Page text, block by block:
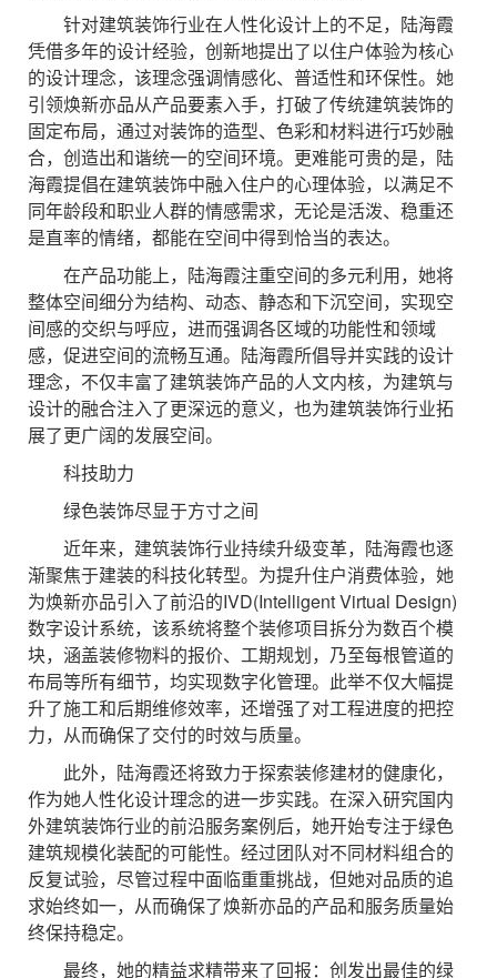
针对建筑装饰行业在人性化设计上的不足，陆海霞
凭借多年的设计经验，创新地提出了以住户体验为核心
的设计理念，该理念强调情感化、普适性和环保性。她
引领焕新亦品从产品要素入手，打破了传统建筑装饰的
固定布局，通过对装饰的造型、色彩和材料进行巧妙融
合，创造出和谐统一的空间环境。更难能可贵的是，陆
海霞提倡在建筑装饰中融入住户的心理体验，以满足不
同年龄段和职业人群的情感需求，无论是活泼、稳重还
是直率的情绪，都能在空间中得到恰当的表达。
在产品功能上，陆海霞注重空间的多元利用，她将
整体空间细分为结构、动态、静态和下沉空间，实现空
间感的交织与呼应，进而强调各区域的功能性和领域
感，促进空间的流畅互通。陆海霞所倡导并实践的设计
理念，不仅丰富了建筑装饰产品的人文内核，为建筑与
设计的融合注入了更深远的意义，也为建筑装饰行业拓
展了更广阔的发展空间。
科技助力
绿色装饰尽显于方寸之间
近年来，建筑装饰行业持续升级变革，陆海霞也逐
渐聚焦于建装的科技化转型。为提升住户消费体验，她
为焕新亦品引入了前沿的IVD(Intelligent Virtual Design)
数字设计系统，该系统将整个装修项目拆分为数百个模
块，涵盖装修物料的报价、工期规划，乃至每根管道的
布局等所有细节，均实现数字化管理。此举不仅大幅提
升了施工和后期维修效率，还增强了对工程进度的把控
力，从而确保了交付的时效与质量。
此外，陆海霞还将致力于探索装修建材的健康化，
作为她人性化设计理念的进一步实践。在深入研究国内
外建筑装饰行业的前沿服务案例后，她开始专注于绿色
建筑规模化装配的可能性。经过团队对不同材料组合的
反复试验，尽管过程中面临重重挑战，但她对品质的追
求始终如一，从而确保了焕新亦品的产品和服务质量始
终保持稳定。
最终，她的精益求精带来了回报：创发出最佳的绿